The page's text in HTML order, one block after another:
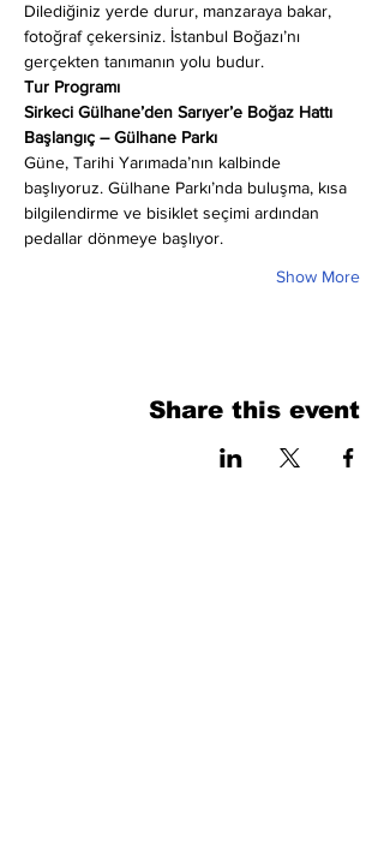
Dilediğiniz yerde durur, manzaraya bakar,
fotoğraf çekersiniz. İstanbul Boğazı’nı
gerçekten tanımanın yolu budur.
Tur Programı
Sirkeci Gülhane’den Sarıyer’e Boğaz Hattı
Başlangıç – Gülhane Parkı
Güne, Tarihi Yarımada’nın kalbinde
başlıyoruz. Gülhane Parkı’nda buluşma, kısa
bilgilendirme ve bisiklet seçimi ardından
pedallar dönmeye başlıyor.
Show More
Share this event